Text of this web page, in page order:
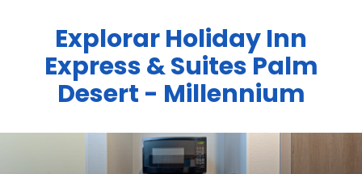
ExplorarHoliday Inn
Express & Suites Palm
Desert - Millennium